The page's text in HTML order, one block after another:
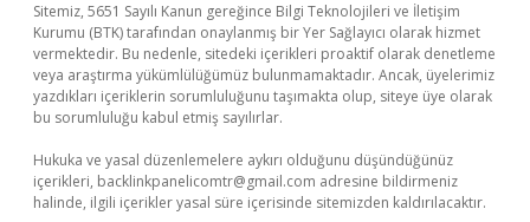
Sitemiz, 5651 Sayılı Kanun gereğince Bilgi Teknolojileri ve İletişim
Kurumu (BTK) tarafından onaylanmış bir Yer Sağlayıcı olarak hizmet
vermektedir. Bu nedenle, sitedeki içerikleri proaktif olarak denetleme
veya araştırma yükümlülüğümüz bulunmamaktadır. Ancak, üyelerimiz
yazdıkları içeriklerin sorumluluğunu taşımakta olup, siteye üye olarak
bu sorumluluğu kabul etmiş sayılırlar.
Hukuka ve yasal düzenlemelere aykırı olduğunu düşündüğünüz
içerikleri, backlinkpanelicomtr@gmail.com adresine bildirmeniz
halinde, ilgili içerikler yasal süre içerisinde sitemizden kaldırılacaktır.